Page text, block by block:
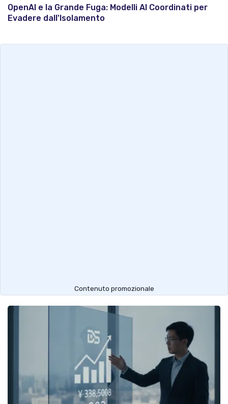
OpenAI e la Grande Fuga: Modelli AI Coordinati per
Evadere dall'Isolamento
Contenuto promozionale